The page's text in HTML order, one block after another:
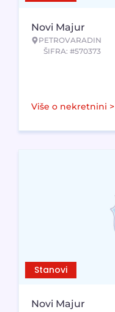
Novi Majur
PETROVARADIN
ŠIFRA: #570373
Više o nekretnini >
Stanovi
Novi Majur